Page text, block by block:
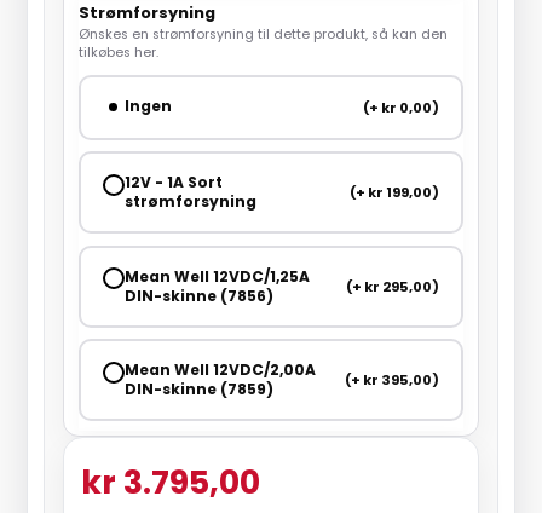
Strømforsyning
Ønskes en strømforsyning til dette produkt, så kan den
tilkøbes her.
Ingen (+ kr 0,00)
12V - 1A Sort
strømforsyning
(+ kr 199,00)
Mean Well 12VDC/1,25A
DIN-skinne (7856)
(+ kr 295,00)
Mean Well 12VDC/2,00A
DIN-skinne (7859)
(+ kr 395,00)
kr 3.795,00